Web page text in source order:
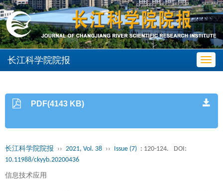
长江科学院院报
PDF(4143 KB)
长江科学院院报 ›› 2021, Vol. 38 ›› Issue (7) : 120-124.
DOI:
10.11988/ckyyb.20200436
信息技术应用